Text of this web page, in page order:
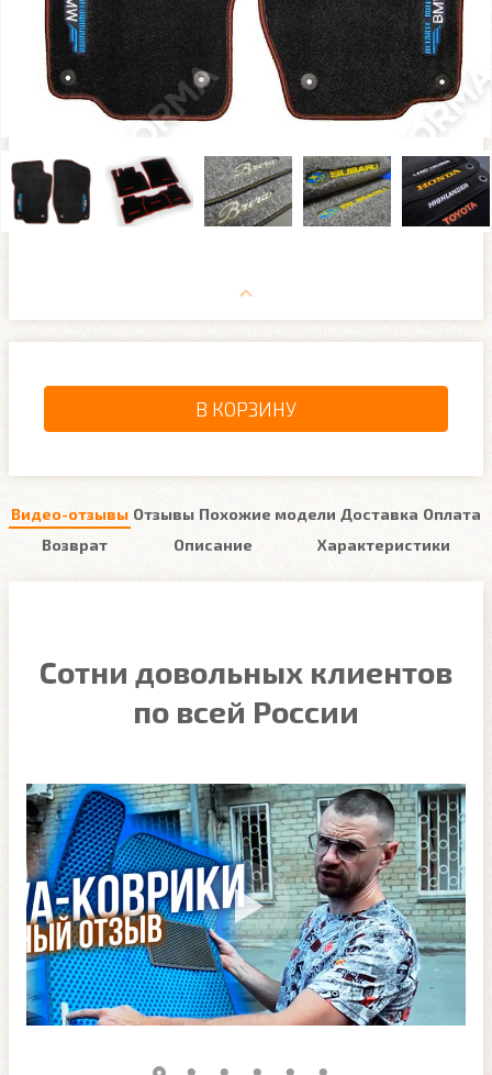
В КОРЗИНУ
Видео-отзывы Отзывы Похожие модели Доставка Оплата
Возврат
Описание Характеристики
Сотни довольных клиентов
по всей России